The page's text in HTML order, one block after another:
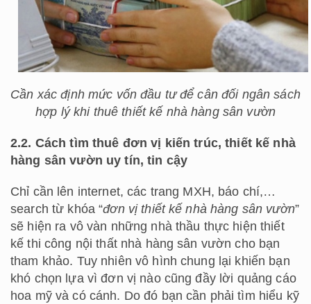
Cần xác định mức vốn đầu tư để cân đối ngân sách
hợp lý khi thuê thiết kế nhà hàng sân vườn
2.2. Cách tìm thuê đơn vị kiến trúc, thiết kế nhà
hàng sân vườn uy tín, tin cậy
Chỉ cần lên internet, các trang MXH, báo chí,…
search từ khóa “đơn vị thiết kế nhà hàng sân vườn”
sẽ hiện ra vô vàn những nhà thầu thực hiện thiết
kế thi công nội thất nhà hàng sân vườn cho bạn
tham khảo. Tuy nhiên vô hình chung lại khiến bạn
khó chọn lựa vì đơn vị nào cũng đầy lời quảng cáo
hoa mỹ và có cánh. Do đó bạn cần phải tìm hiểu kỹ